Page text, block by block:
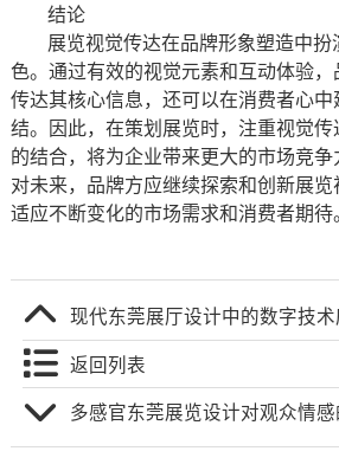
结论
展览视觉传达在品牌形象塑造中扮
色。通过有效的视觉元素和互动体验
传达其核心信息，还可以在消费者心
结。因此，在策划展览时，注重视觉传
的结合，将为企业带来更大的市场竞
对未来，品牌方应继续探索和创新展
适应不断变化的市场需求和消费者期待
现代东莞展厅设计中的数字技
返回列表
多感官东莞展览设计对观众情感